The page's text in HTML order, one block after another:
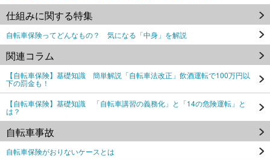
仕組みに関する特集
自転車保険ってどんなもの？ 気になる「中身」を解説
関連コラム
【自転車保険】基礎知識 簡単解説「自転車法改正」飲酒運転で100万円以
下の罰金も！
【自転車保険】基礎知識 「自転車講習の義務化」と「14の危険運転」と
は？
自転車事故
自転車保険がおりないケースとは